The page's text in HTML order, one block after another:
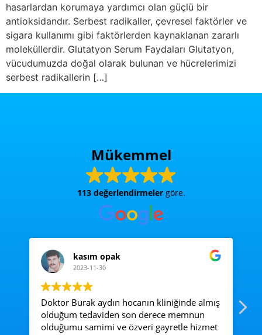
hasarlardan korumaya yardımcı olan güçlü bir
antioksidandır. Serbest radikaller, çevresel faktörler ve
sigara kullanımı gibi faktörlerden kaynaklanan zararlı
moleküllerdir. Glutatyon Serum Faydaları Glutatyon,
vücudumuzda doğal olarak bulunan ve hücrelerimizi
serbest radikallerin […]
Mükemmel
113 değerlendirmelergöre.
kasım opak
2023-11-30
Doktor Burak aydın hocanın kliniğinde almış
olduğum tedaviden son derece memnun
olduğumu samimi ve özveri gayretle hizmet